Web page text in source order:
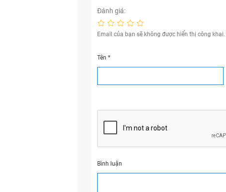
Đánh giá:
Email của bạn sẽ không được hiển thị công khai.
Tên*
Bình luận